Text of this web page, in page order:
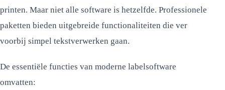
printen. Maar niet alle software is hetzelfde. Professionele
paketten bieden uitgebreide functionaliteiten die ver
voorbij simpel tekstverwerken gaan.
De essentiële functies van moderne labelsoftware
omvatten: